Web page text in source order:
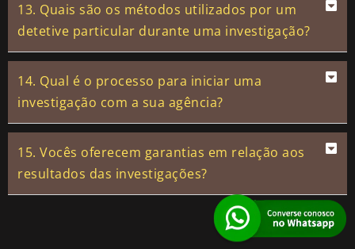
13. Quais são os métodos utilizados por um
detetive particular durante uma investigação?
14. Qual é o processo para iniciar uma
investigação com a sua agência?
15. Vocês oferecem garantias em relação aos
resultados das investigações?